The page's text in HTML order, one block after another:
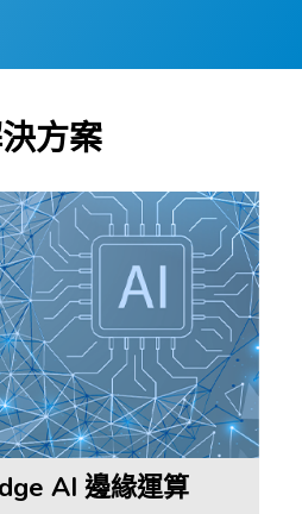
方案
AI 邊緣運算